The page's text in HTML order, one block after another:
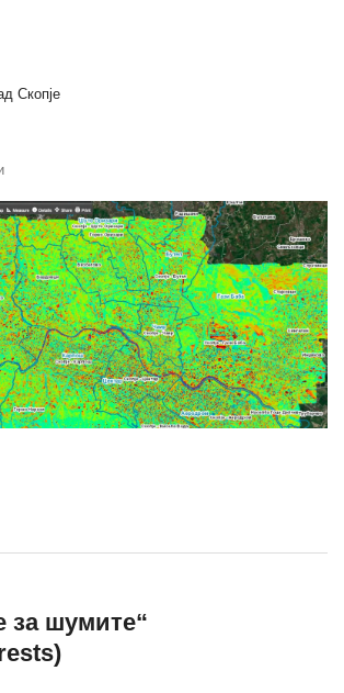
Скопје
за шумите“